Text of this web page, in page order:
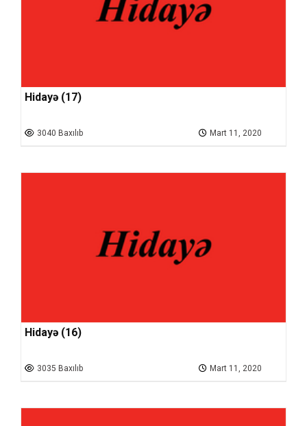
Hidayə (17)
3040 Baxılıb Mart 11, 2020
Hidayə (16)
3035 Baxılıb Mart 11, 2020